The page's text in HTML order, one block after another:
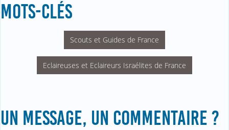
MOTS-CLÉS
Scouts et Guides de France
Eclaireuses et Eclaireurs Israélites de France
UN MESSAGE, UN COMMENTAIRE ?